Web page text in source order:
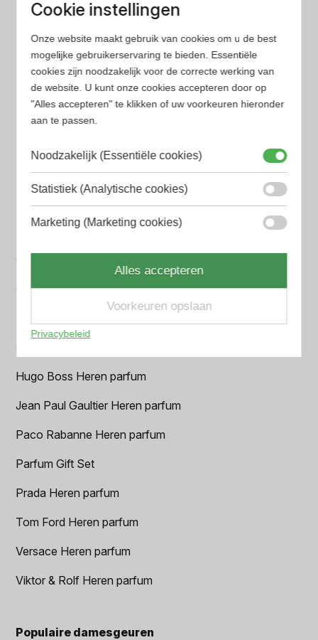
minder tijd en geld kwijt bent
Populaire herengeuren
Amouage Heren parfum
Aramis Heren parfum
Azzaro Heren parfum
BVLGARI Heren parfum
Creed heren parfum
Hugo Boss Heren parfum
Jean Paul Gaultier Heren parfum
Paco Rabanne Heren parfum
Parfum Gift Set
Prada Heren parfum
Tom Ford Heren parfum
Versace Heren parfum
Viktor & Rolf Heren parfum
Populaire damesgeuren
Cookie instellingen
Onze website maakt gebruik van cookies om u de best
mogelijke gebruikerservaring te bieden. Essentiële
cookies zijn noodzakelijk voor de correcte werking van
de website. U kunt onze cookies accepteren door op
"Alles accepteren" te klikken of uw voorkeuren hieronder
aan te passen.
Noodzakelijk (Essentiële cookies)
Statistiek (Analytische cookies)
Marketing (Marketing cookies)
Alles accepteren
Voorkeuren opslaan
Privacybeleid